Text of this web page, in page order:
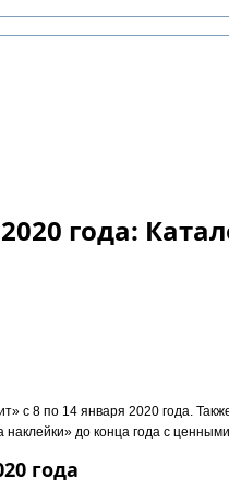
года:
с 8 по 14 января 2020 года.
до конца года с
года